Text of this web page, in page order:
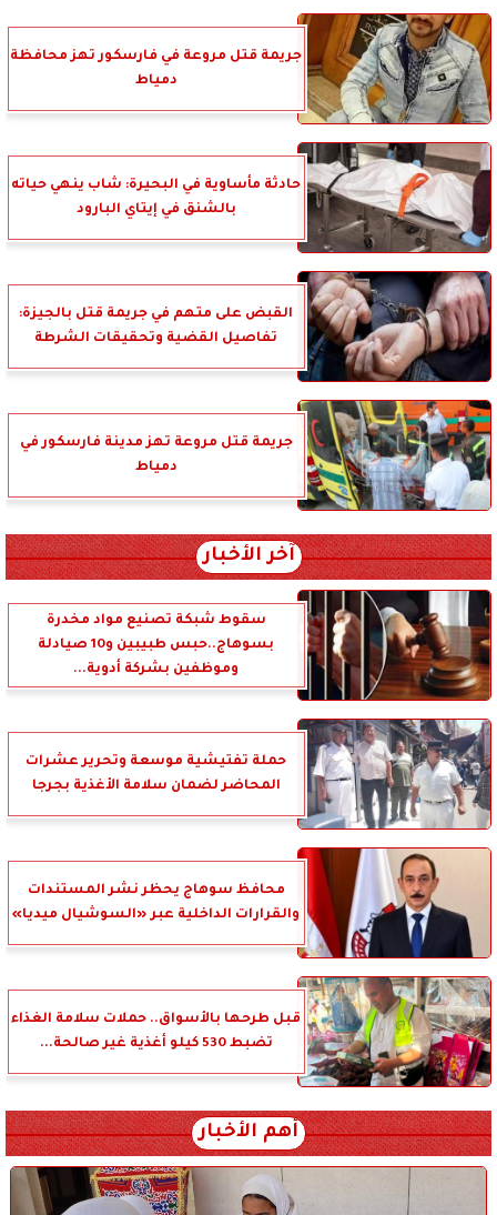
جريمة قتل مروعة في فارسكور تهز محافظة
دمياط
حادثة مأساوية في البحيرة: شاب ينهي حياته
بالشنق في إيتاي البارود
القبض على متهم في جريمة قتل بالجيزة:
تفاصيل القضية وتحقيقات الشرطة
جريمة قتل مروعة تهز مدينة فارسكور في
دمياط
آخر الأخبار
سقوط شبكة تصنيع مواد مخدرة
بسوهاج..حبس طبيبين و10 صيادلة
وموظفين بشركة أدوية...
حملة تفتيشية موسعة وتحرير عشرات
المحاضر لضمان سلامة الأغذية بجرجا
محافظ سوهاج يحظر نشر المستندات
والقرارات الداخلية عبر «السوشيال ميديا»
قبل طرحها بالأسواق.. حملات سلامة الغذاء
تضبط 530 كيلو أغذية غير صالحة...
أهم الأخبار